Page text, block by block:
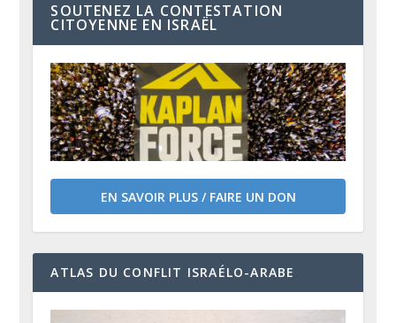
SOUTENEZ LA CONTESTATION
CITOYENNE EN ISRAËL
EN SAVOIR PLUS / FAIRE UN DON
ATLAS DU CONFLIT ISRAÉLO-ARABE